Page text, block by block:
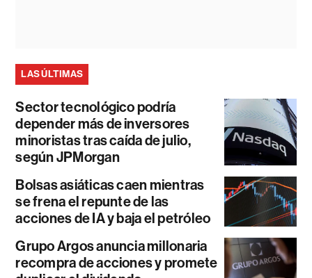
LAS ÚLTIMAS
Sector tecnológico podría
depender más de inversores
minoristas tras caída de julio,
según JPMorgan
Bolsas asiáticas caen mientras
se frena el repunte de las
acciones de IA y baja el petróleo
Grupo Argos anuncia millonaria
recompra de acciones y promete